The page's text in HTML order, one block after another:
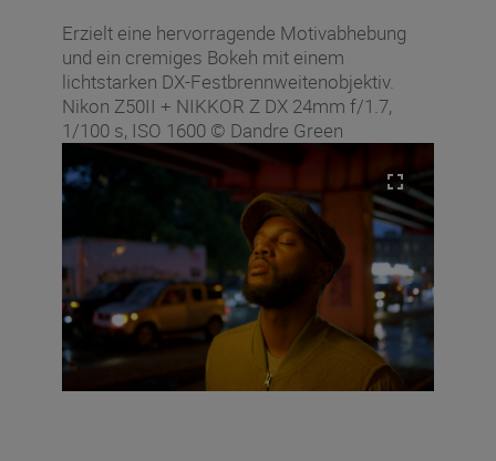
Erzielt eine hervorragende Motivabhebung
und ein cremiges Bokeh mit einem
lichtstarken DX-Festbrennweitenobjektiv.
Nikon Z50II + NIKKOR Z DX 24mm f/1.7,
1/100 s, ISO 1600 © Dandre Green